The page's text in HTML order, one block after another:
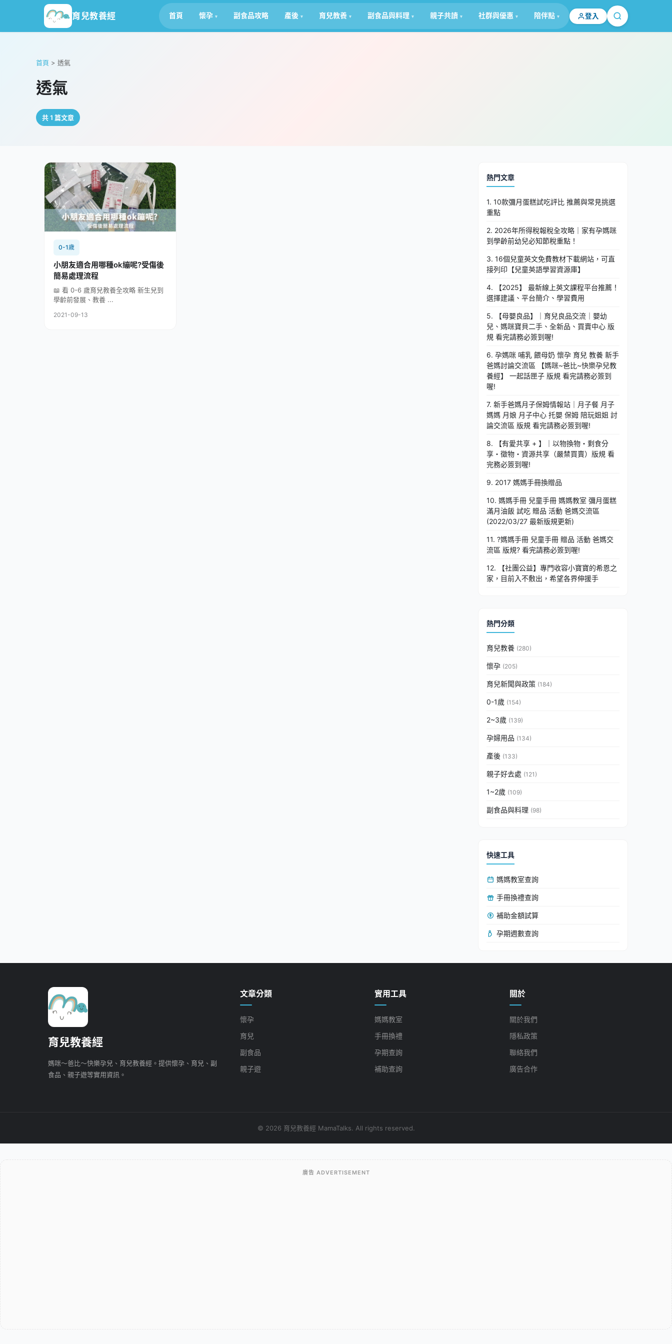
育兒教養經 首頁 懷孕 副食品攻略 產後 育兒教養 副食品與料理 親子共讀 社群與優惠 陪伴點 登入
首頁 > 透氣
透氣
共 1 篇文章
0-1歲
小朋友適合用哪種ok繃呢?受傷後
簡易處理流程
📖 看 0-6 歲育兒教養全攻略 新生兒到
學齡前發展、教養 ...
2021-09-13
熱門文章
1. 10款彌月蛋糕試吃評比 推薦與常見挑選
重點
2. 2026年所得稅報稅全攻略｜家有孕媽咪
到學齡前幼兒必知節稅重點！
3. 16個兒童英文免費教材下載網站，可直
接列印【兒童英語學習資源庫】
4. 【2025】 最新線上英文課程平台推薦！
選擇建議、平台簡介、學習費用
5. 【母嬰良品】｜育兒良品交流｜嬰幼
兒、媽咪寶貝二手、全新品、買賣中心 版
規 看完請務必簽到喔!
6. 孕媽咪 哺乳 餵母奶 懷孕 育兒 教養 新手
爸媽討論交流區 【媽咪~爸比~快樂孕兒教
養經】 一起話匣子 版規 看完請務必簽到
喔!
7. 新手爸媽月子保姆情報站｜月子餐 月子
媽媽 月娘 月子中心 托嬰 保姆 陪玩姐姐 討
論交流區 版規 看完請務必簽到喔!
8. 【有愛共享 + 】｜以物換物・剩食分
享・徵物・資源共享（嚴禁買賣）版規 看
完務必簽到喔!
9. 2017 媽媽手冊換贈品
10. 媽媽手冊 兒童手冊 媽媽教室 彌月蛋糕
滿月油飯 試吃 贈品 活動 爸媽交流區
(2022/03/27 最新版規更新)
11. ?媽媽手冊 兒童手冊 贈品 活動 爸媽交
流區 版規? 看完請務必簽到喔!
12. 【社團公益】專門收容小寶寶的希恩之
家，目前入不敷出，希望各界伸援手
熱門分類
育兒教養 (280)
懷孕 (205)
育兒新聞與政策 (184)
0-1歲 (154)
2~3歲 (139)
孕婦用品 (134)
產後 (133)
親子好去處 (121)
1~2歲 (109)
副食品與料理 (98)
快速工具
媽媽教室查詢
手冊換禮查詢
補助金額試算
孕期週數查詢
育兒教養經
媽咪～爸比～快樂孕兒、育兒教養經。提供懷孕、育兒、副
食品、親子遊等實用資訊。
文章分類
懷孕
育兒
副食品
親子遊
實用工具
媽媽教室
手冊換禮
孕期查詢
補助查詢
關於
關於我們
隱私政策
聯絡我們
廣告合作
© 2026 育兒教養經 MamaTalks. All rights reserved.
廣告 ADVERTISEMENT